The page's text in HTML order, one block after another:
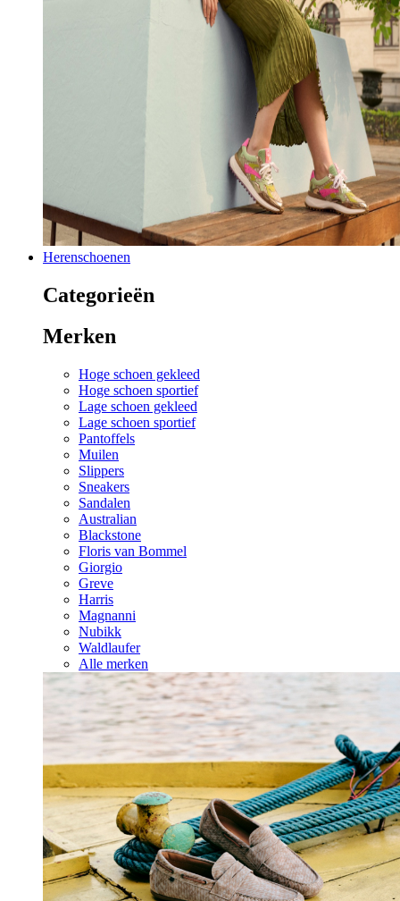
Herenschoenen
Categorieën
Merken
Hoge schoen gekleed
Hoge schoen sportief
Lage schoen gekleed
Lage schoen sportief
Pantoffels
Muilen
Slippers
Sneakers
Sandalen
Australian
Blackstone
Floris van Bommel
Giorgio
Greve
Harris
Magnanni
Nubikk
Waldlaufer
Alle merken